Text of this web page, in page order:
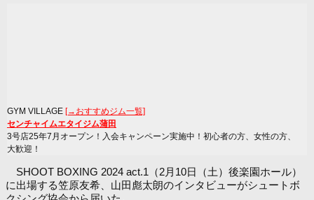
GYM VILLAGE [→おすすめジム一覧]
センチャイムエタイジム蒲田
3号店25年7月オープン！入会キャンペーン実施中！初心者の方、女性の方、
大歓迎！
SHOOT BOXING 2024 act.1（2月10日（土）後楽園ホール）
に出場する笠原友希、山田彪太朗のインタビューがシュートボ